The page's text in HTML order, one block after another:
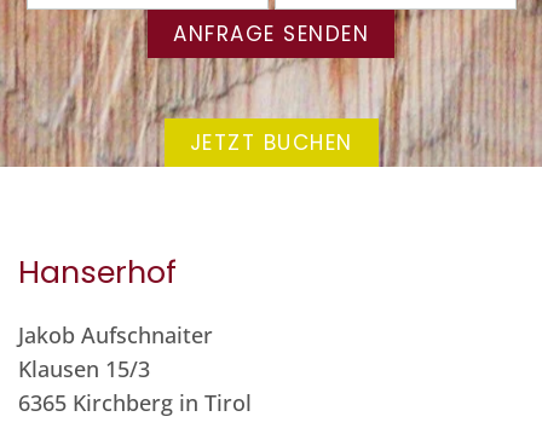
ANFRAGE SENDEN
JETZT BUCHEN
Hanserhof
Jakob Aufschnaiter
Klausen 15/3
6365 Kirchberg in Tirol